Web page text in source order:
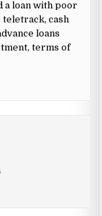
a loan with poor
teletrack, cash
loans
terms of